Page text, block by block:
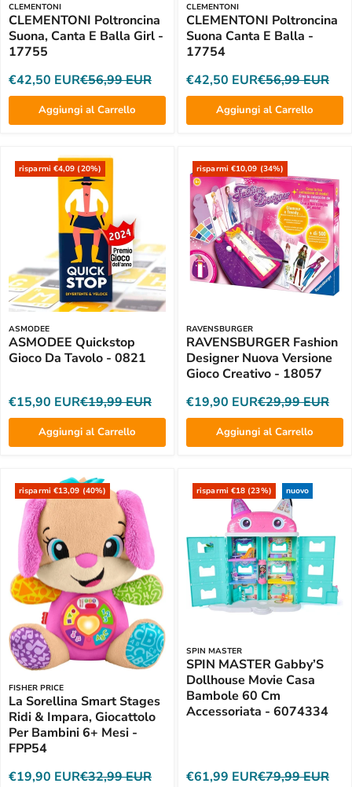
CLEMENTONI
CLEMENTONI Poltroncina
Suona, Canta E Balla Girl -
17755
€42,50 EUR€56,99 EUR
Aggiungi al Carrello
CLEMENTONI
CLEMENTONI Poltroncina
Suona Canta E Balla -
17754
€42,50 EUR€56,99 EUR
Aggiungi al Carrello
risparmi €4,09 (20%)
ASMODEE
ASMODEE Quickstop
Gioco Da Tavolo - 0821
€15,90 EUR€19,99 EUR
Aggiungi al Carrello
risparmi €10,09 (34%)
RAVENSBURGER
RAVENSBURGER Fashion
Designer Nuova Versione
Gioco Creativo - 18057
€19,90 EUR€29,99 EUR
Aggiungi al Carrello
risparmi €13,09 (40%)
FISHER PRICE
La Sorellina Smart Stages
Ridi & Impara, Giocattolo
Per Bambini 6+ Mesi -
FPP54
€19,90 EUR€32,99 EUR
risparmi €18 (23%) nuovo
SPIN MASTER
SPIN MASTER Gabby’S
Dollhouse Movie Casa
Bambole 60 Cm
Accessoriata - 6074334
€61,99 EUR€79,99 EUR